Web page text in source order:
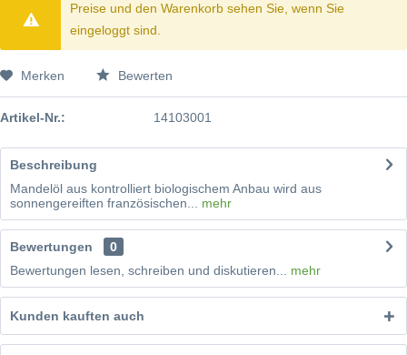
Preise und den Warenkorb sehen Sie, wenn Sie
eingeloggt sind.
Merken Bewerten
Artikel-Nr.: 14103001
Beschreibung
Mandelöl aus kontrolliert biologischem Anbau wird aus
sonnengereiften französischen... mehr
Bewertungen
0
Bewertungen lesen, schreiben und diskutieren... mehr
Kunden kauften auch